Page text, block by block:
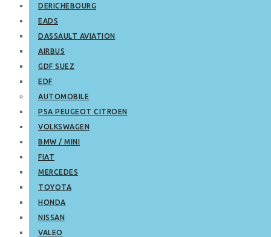
DERICHEBOURG
EADS
DASSAULT AVIATION
AIRBUS
GDF SUEZ
EDF
AUTOMOBILE
PSA PEUGEOT CITROEN
VOLKSWAGEN
BMW / MINI
FIAT
MERCEDES
TOYOTA
HONDA
NISSAN
VALEO